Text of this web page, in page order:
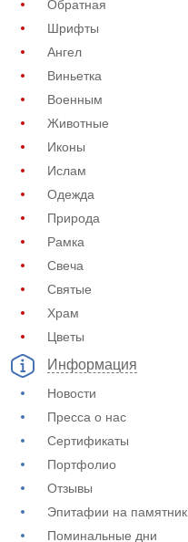
Обратная
Шрифты
Ангел
Виньетка
Военным
Животные
Иконы
Ислам
Одежда
Природа
Рамка
Свеча
Святые
Храм
Цветы
Информация
Новости
Пресса о нас
Сертификаты
Портфолио
Отзывы
Эпитафии на памятник
Поминальные дни